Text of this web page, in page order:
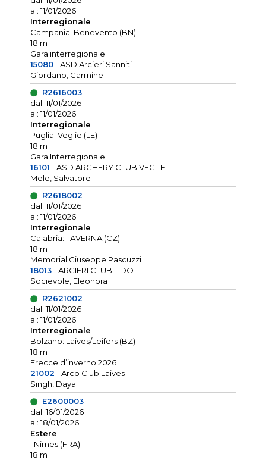
al: 11/01/2026
Interregionale
Campania: Benevento (BN)
18 m
Gara interregionale
15080- ASD Arcieri Sanniti
Giordano, Carmine
R2616003
dal: 11/01/2026
al: 11/01/2026
Interregionale
Puglia: Veglie (LE)
18 m
Gara Interregionale
16101 - ASD ARCHERY CLUB VEGLIE
Mele, Salvatore
R2618002
dal: 11/01/2026
al: 11/01/2026
Interregionale
Calabria: TAVERNA (CZ)
18 m
Memorial Giuseppe Pascuzzi
18013- ARCIERI CLUB LIDO
Socievole, Eleonora
R2621002
dal: 11/01/2026
al: 11/01/2026
Interregionale
Bolzano: Laives/Leifers (BZ)
18 m
Frecce d’inverno 2026
21002 - Arco Club Laives
Singh, Daya
E2600003
dal: 16/01/2026
al: 18/01/2026
Estere
: Nimes (FRA)
18 m